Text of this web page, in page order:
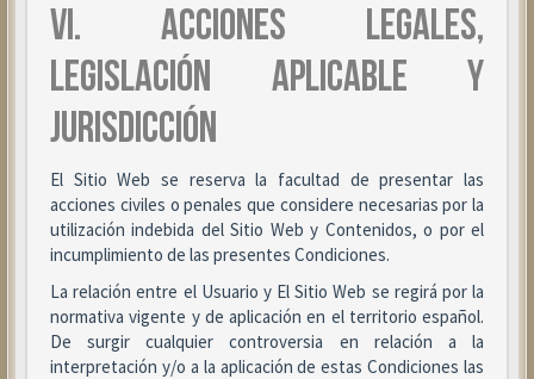
VI. ACCIONES LEGALES,
LEGISLACIÓN APLICABLE Y
JURISDICCIÓN
El Sitio Web se reserva la facultad de presentar las
acciones civiles o penales que considere necesarias por la
utilización indebida del Sitio Web y Contenidos, o por el
incumplimiento de las presentes Condiciones.
La relación entre el Usuario y El Sitio Web se regirá por la
normativa vigente y de aplicación en el territorio español.
De surgir cualquier controversia en relación a la
interpretación y/o a la aplicación de estas Condiciones las